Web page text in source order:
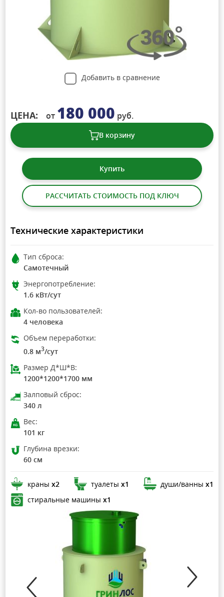
Добавить в сравнение
ЦЕНА: от 180 000 руб.
В корзину
Купить
РАССЧИТАТЬ СТОИМОСТЬ ПОД КЛЮЧ
Технические характеристики
Тип сброса:
Самотечный
Энергопотребление:
1.6 кВт/сут
Кол-во пользователей:
4 человека
Объем переработки:
0.8 м3/сут
Размер Д*Ш*В:
1200*1200*1700 мм
Залповый сброс:
340 л
Вес:
101 кг
Глубина врезки:
60 см
краны х2 туалеты х1 души/ванны х1
стиральные машины х1